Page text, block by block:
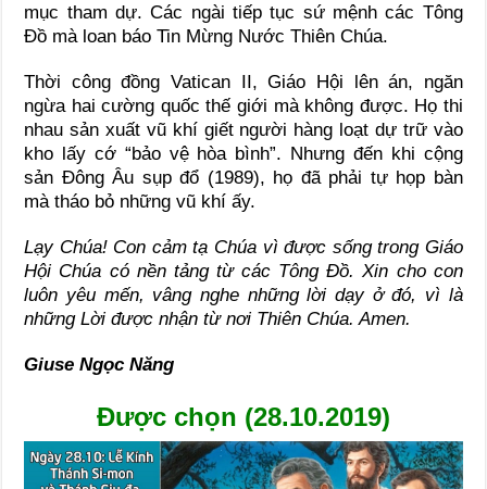
mục tham dự. Các ngài tiếp tục sứ mệnh các Tông
Đồ mà loan báo Tin Mừng Nước Thiên Chúa.
Thời công đồng Vatican II, Giáo Hội lên án, ngăn
ngừa hai cường quốc thế giới mà không được. Họ thi
nhau sản xuất vũ khí giết người hàng loạt dự trữ vào
kho lấy cớ “bảo vệ hòa bình”. Nhưng đến khi cộng
sản Đông Âu sụp đổ (1989), họ đã phải tự họp bàn
mà tháo bỏ những vũ khí ấy.
Lạy Chúa! Con cảm tạ Chúa vì được sống trong Giáo
Hội Chúa có nền tảng từ các Tông Đồ. Xin cho con
luôn yêu mến, vâng nghe những lời dạy ở đó, vì là
những Lời được nhận từ nơi Thiên Chúa. Amen.
Giuse Ngọc Năng
Được chọn (28.10.2019)